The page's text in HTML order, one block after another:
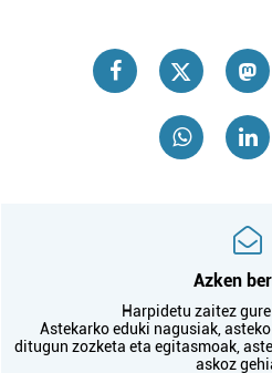
Azken
Harpidetu zaitez
Astekarko eduki nagusiak,
ditugun zozketa eta egitasmoak,
askoz